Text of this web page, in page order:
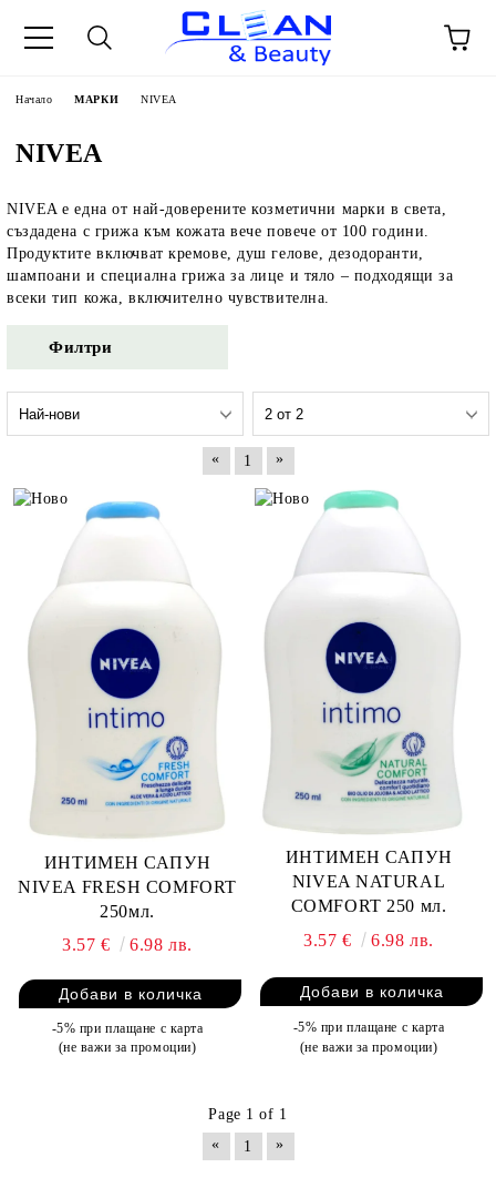
Начало МАРКИ NIVEA
NIVEA
NIVEA е една от най-доверените козметични марки в света,
създадена с грижа към кожата вече повече от 100 години.
Продуктите включват кремове, душ гелове, дезодоранти,
шампоани и специална грижа за лице и тяло – подходящи за
всеки тип кожа, включително чувствителна.
Филтри
« 1 »
ИНТИМЕН САПУН
NIVEA FRESH COMFORT
250мл.
3.57 €
6.98 лв.
-5% при плащане с карта
(не важи за промоции)
ИНТИМЕН САПУН
NIVEA NATURAL
COMFORT 250 мл.
3.57 €
6.98 лв.
-5% при плащане с карта
(не важи за промоции)
Page 1 of 1
«
1 »